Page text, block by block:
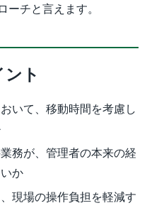
チと言えます。
ト
いて、移動時間を考慮し
務が、管理者の本来の経
か
現場の操作負担を軽減す